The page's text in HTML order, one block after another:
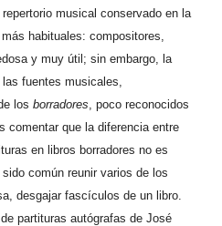
repertorio musical conservado en la
habituales: compositores,
y muy útil; sin embargo, la
fuentes musicales,
los borradores , poco reconocidos
comentar que la diferencia entre
en libros borradores no es
común reunir varios de los
desgajar fascículos de un libro.
partituras autógrafas de José